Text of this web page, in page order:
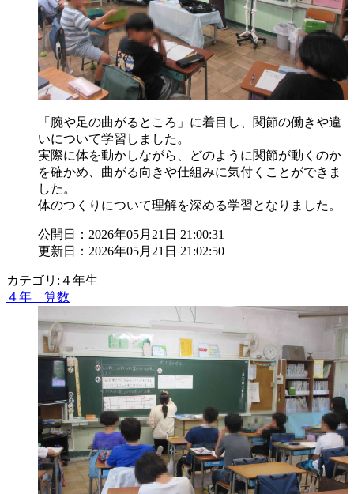
「腕や足の曲がるところ」に着目し、関節の働きや違
いについて学習しました。
実際に体を動かしながら、どのように関節が動くのか
を確かめ、曲がる向きや仕組みに気付くことができま
した。
体のつくりについて理解を深める学習となりました。
公開日：2026年05月21日 21:00:31
更新日：2026年05月21日 21:02:50
カテゴリ:４年生
４年 算数